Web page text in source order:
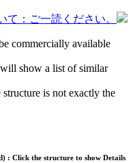
：ご一読ください。
commercially available
show a list of similar
is not exactly the
: Click the structure to show Details